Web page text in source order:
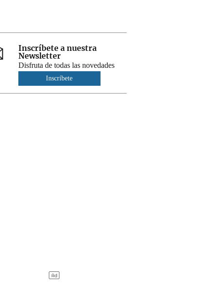
Inscríbete a nuestra
Newsletter
Disfruta de todas las novedades
Inscríbete